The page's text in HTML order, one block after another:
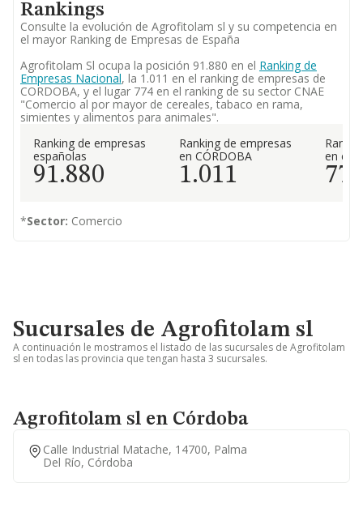
Rankings
Consulte la evolución de Agrofitolam sl y su competencia en
el mayor Ranking de Empresas de España
Agrofitolam Sl ocupa la posición 91.880 en el Ranking de
Empresas Nacional, la 1.011 en el ranking de empresas de
CORDOBA, y el lugar 774 en el ranking de su sector CNAE
"Comercio al por mayor de cereales, tabaco en rama,
simientes y alimentos para animales".
Ranking de empresas
españolas
91.880
Ranking de empresas
en CÓRDOBA
1.011
en el
774
*Sector: Comercio
Sucursales de Agrofitolam sl
A continuación le mostramos el listado de las sucursales de Agrofitolam
sl en todas las provincia que tengan hasta 3 sucursales.
Agrofitolam sl en Córdoba
Calle Industrial Matache, 14700, Palma
Del Río, Córdoba